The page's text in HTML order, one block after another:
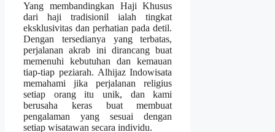
Yang membandingkan Haji Khusus
dari haji tradisionil ialah tingkat
eksklusivitas dan perhatian pada detil.
Dengan tersedianya yang terbatas,
perjalanan akrab ini dirancang buat
memenuhi kebutuhan dan kemauan
tiap-tiap peziarah. Alhijaz Indowisata
memahami jika perjalanan religius
setiap orang itu unik, dan kami
berusaha keras buat membuat
pengalaman yang sesuai dengan
setiap wisatawan secara individu.